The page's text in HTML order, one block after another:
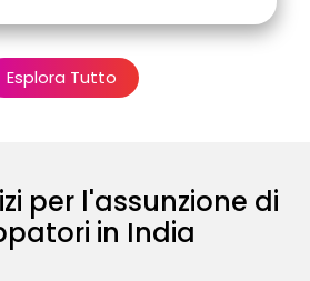
Esplora Tutto
per l'assunzione di
in India